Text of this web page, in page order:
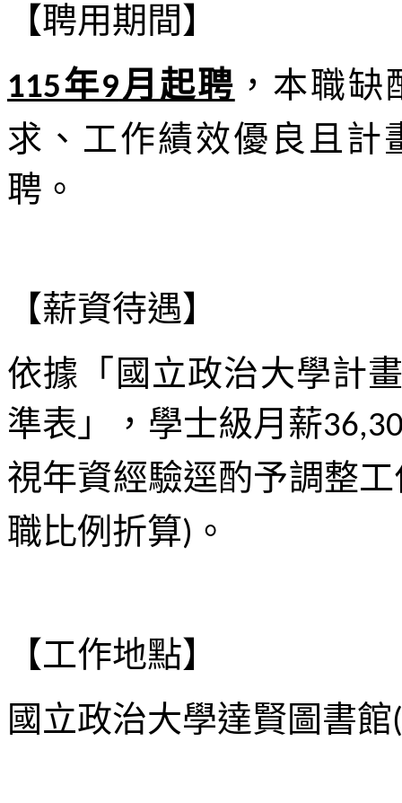
【聘用期間】
115年9月起聘 ，本職
求、工作績效優良且計
聘。
【薪資待遇】
依據「國立政治大學計
準表」，學士級月薪
視年資經驗逕酌予調整
職比例折算) 。
【工作地點】
國立政治大學達賢圖書館(